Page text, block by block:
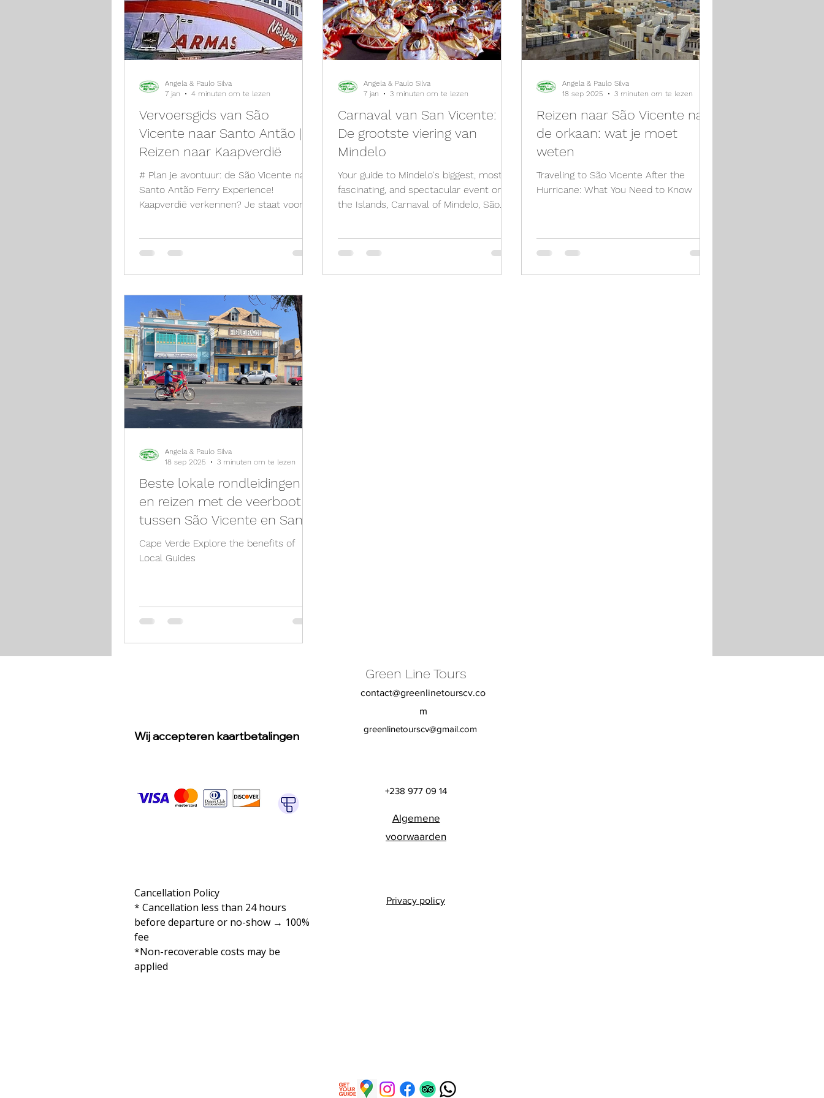
Vervoersgids van São
Vicente naar Santo Antão |
Reizen naar Kaapverdië
# Plan je avontuur: de São Vicente naar
Santo Antão Ferry Experience!
Kaapverdië verkennen? Je staat voor
veerboot van Santo Antão, een van de
het land. Deze prachtige bestemming
staat bekend om zijn dramatische
bergen, weelderige valleien en
wandelpaden van wereldklasse. Het is
een must-visit voor iedereen die op
zoek is naar avontuur en authentieke
Kaapverdische cultuur!
Angela & Paulo Silva
7 jan
4 minuten om te lezen
Carnaval van San Vicente:
De grootste viering van
Mindelo
Your guide to Mindelo's biggest, most
fascinating, and spectacular event on
the Islands, Carnaval of Mindelo, São
Angela & Paulo Silva
7 jan
3 minuten om te lezen
Reizen naar São Vicente na
de orkaan: wat je moet
weten
Traveling to São Vicente After the
Hurricane: What You Need to Know
Angela & Paulo Silva
18 sep 2025
3 minuten om te lezen
Beste lokale rondleidingen
en reizen met de veerboot
tussen São Vicente en Santo
Antão, Kaapverdië
Cape Verde Explore the benefits of
Local Guides
Angela & Paulo Silva
18 sep 2025
3 minuten om te lezen
Green Line Tours
contact@greenlinetourscv.co
m
Wij accepteren kaartbetalingen
greenlinetourscv@gmail.com
+238 977 09 14
Algemene
voorwaarden
Cancellation Policy
* Cancellation less than 24 hours
before departure or no-show → 100%
fee
*Non-recoverable costs may be
applied
Privacy policy